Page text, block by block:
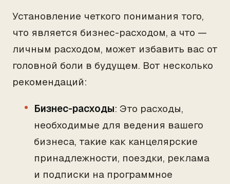
Установление четкого понимания того,
что является бизнес-расходом, а что —
личным расходом, может избавить вас от
головной боли в будущем. Вот несколько
рекомендаций:
Бизнес-расходы: Это расходы,
необходимые для ведения вашего
бизнеса, такие как канцелярские
принадлежности, поездки, реклама
и подписки на программное